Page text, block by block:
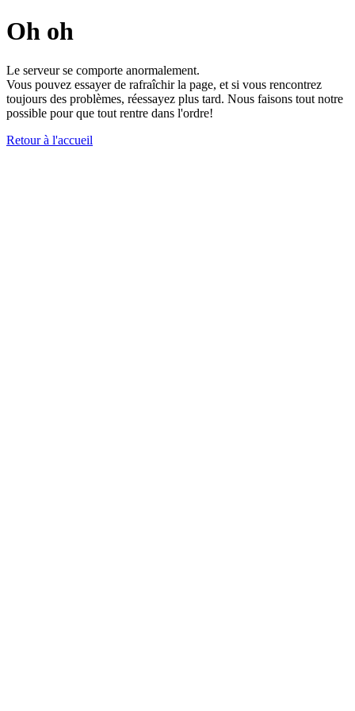
Oh oh
Le serveur se comporte anormalement.
Vous pouvez essayer de rafraîchir la page, et si vous rencontrez
toujours des problèmes, réessayez plus tard. Nous faisons tout notre
possible pour que tout rentre dans l'ordre!
Retour à l'accueil